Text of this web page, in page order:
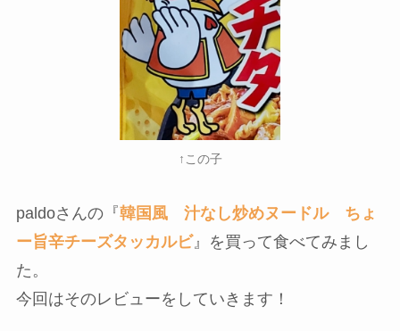
↑この子
paldoさんの『韓国風 汁なし炒めヌードル ちょ
ー旨辛チーズタッカルビ』を買って食べてみまし
た。
今回はそのレビューをしていきます！